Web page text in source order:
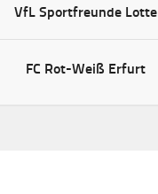
VfL Sportfreunde Lotte
FC Rot-Weiß Erfurt